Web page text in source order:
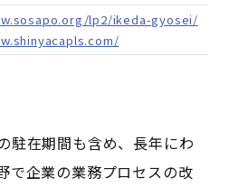
lp2/ikeda-gyosei/
駐在期間も含め、長年にわ
で企業の業務プロセスの改